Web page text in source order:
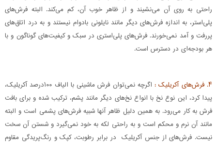
راحتی به روی آن می‌نشیند و از ظاهر خوب آن، کم می‌کند. البته فرش‌های
پلی‌استر، به اندازه فرش‌های دیگر مانند نایلونی بادوام نیستند و به درد اتاق‌های
پررفت و آمد نمی‌خورند. فرش‌های پلی‌استری در سبک و کیفیت‌های گوناگون و با
هر بودجه‌ای در دسترس است.
۴. فرش‌های آکریلیک :
اگرچه نمی‌توان فرش ماشینی با الیاف ۱۰۰درصد آکریلیک،
پیدا کرد، این نوع نخ با انواع نخ‌های دیگر مانند پشم، ترکیب شده و برای بافت
فرش به کار می‌رود. به همین دلیل ظاهر آنها شبیه فرش‌های پشمی است و البته
مانند آن نرم و محکم است و به راحتی لکه به خود نمی‌گیرد و شستن آن سخت
نیست. فرش‌‌های از جنس آکریلیک در برابر رطوبت، کپک و رنگ‌پریدگی مقاوم